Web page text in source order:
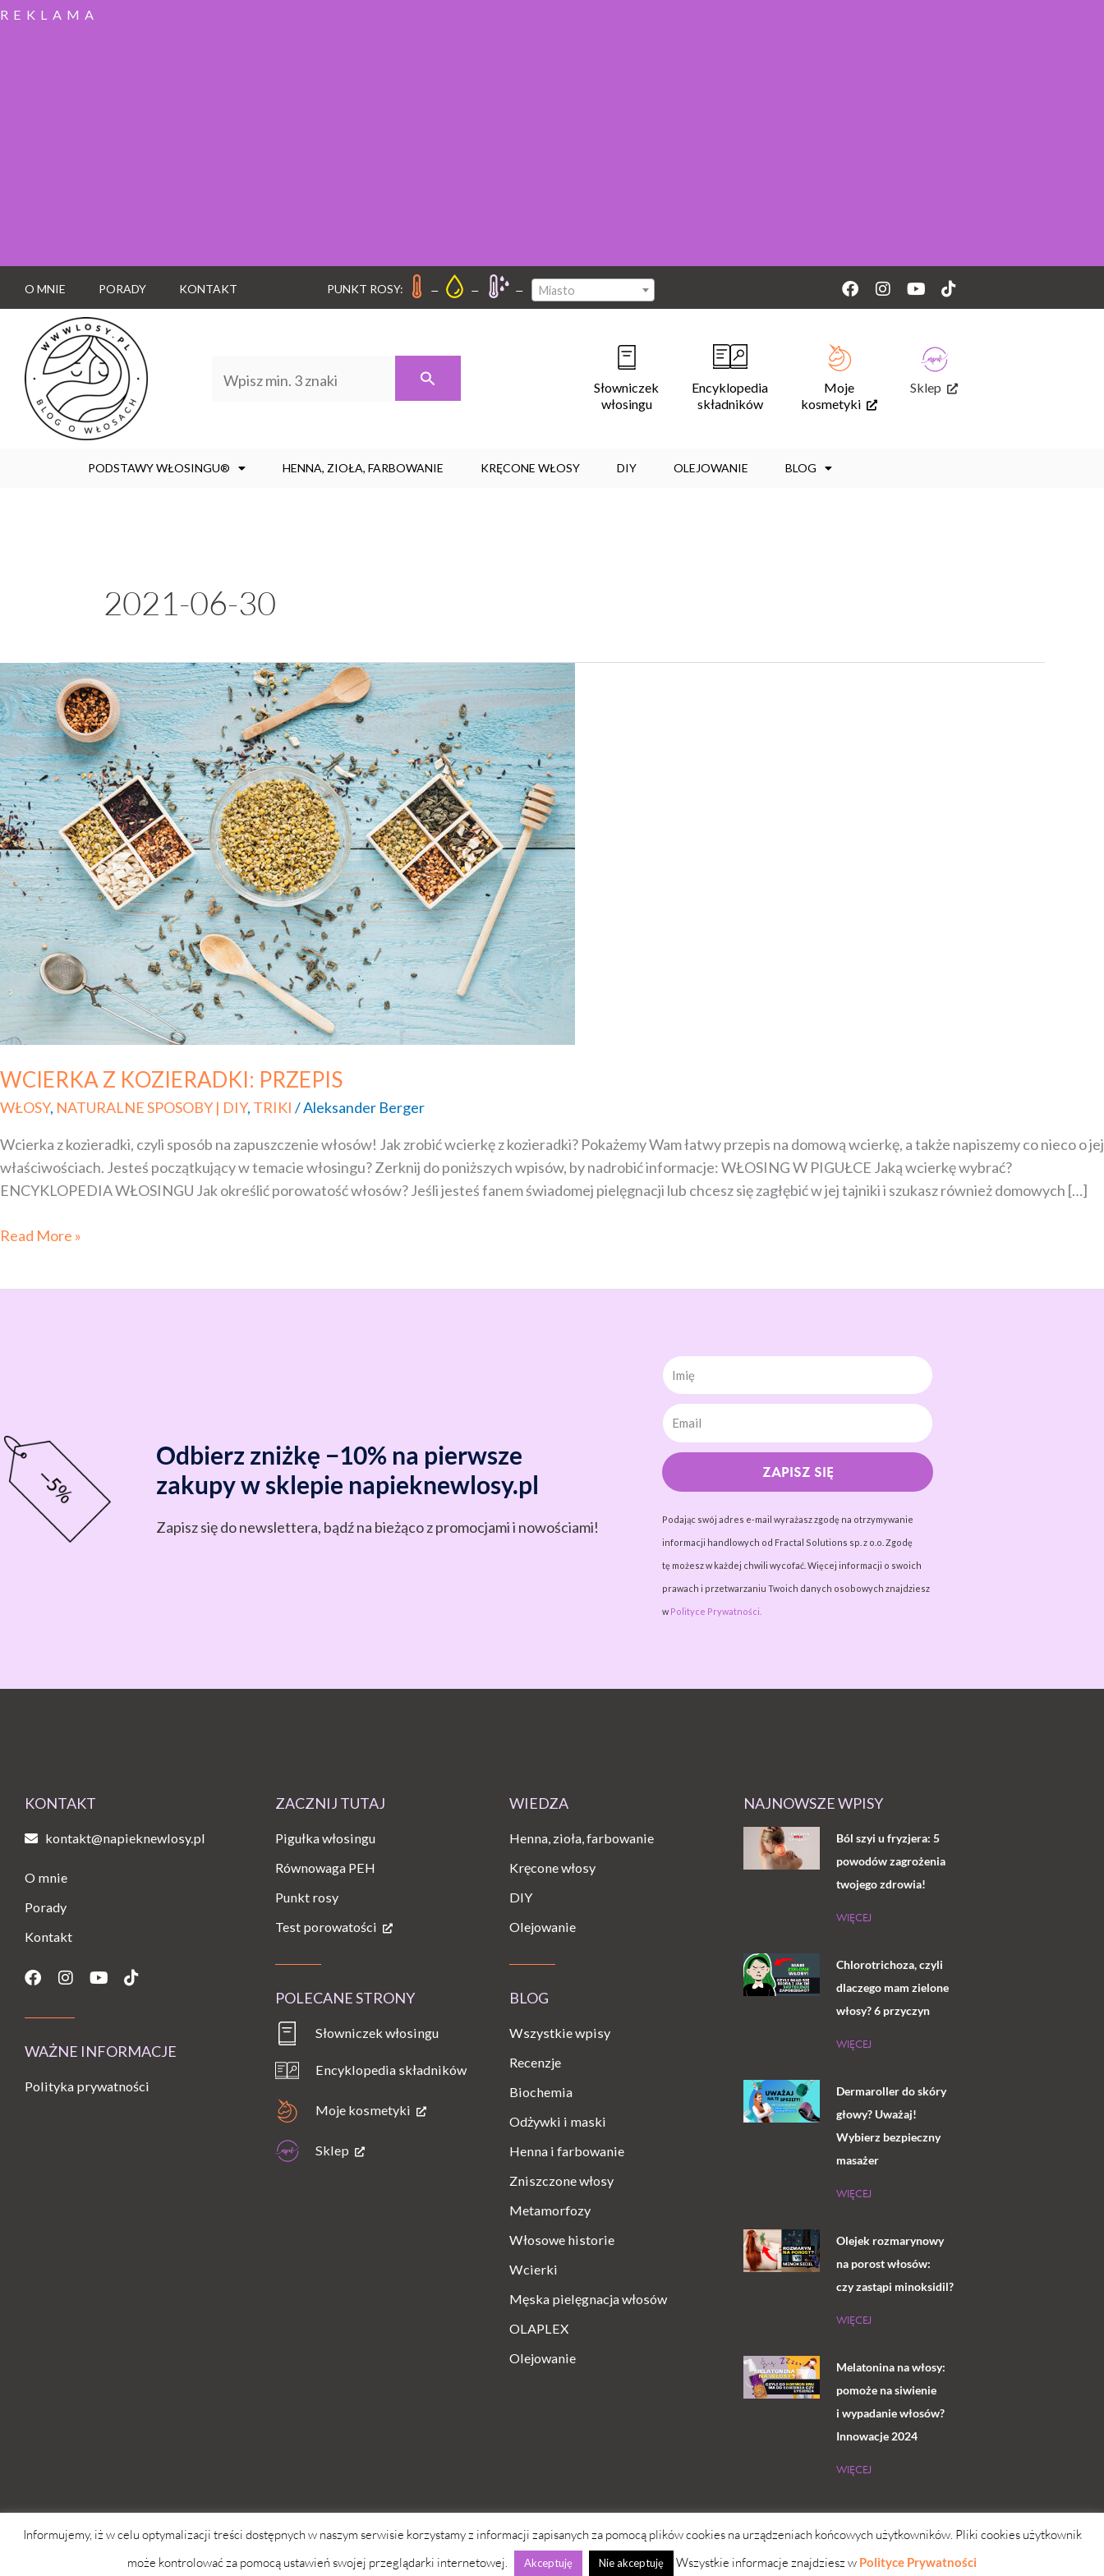
REKLAMA
O MNIE PORADY KONTAKT PUNKT ROSY: – – – Miasto Facebook
Instagram
YoutubeTiktok
Słowniczek
włosingu
Encyklopedia
składników
Moje
kosmetyki
Sklep
PODSTAWY WŁOSINGU® HENNA, ZIOŁA, FARBOWANIE KRĘCONE WŁOSY DIY OLEJOWANIE BLOG
2021-06-30
WCIERKA Z KOZIERADKI: PRZEPIS
WŁOSY, NATURALNE SPOSOBY | DIY, TRIKI /Aleksander Berger
Wcierka z kozieradki, czyli sposób na zapuszczenie włosów! Jak zrobić wcierkę z kozieradki? Pokażemy Wam łatwy przepis na domową wcierkę, a także napiszemy co nieco o jej
właściwościach. Jesteś początkujący w temacie włosingu? Zerknij do poniższych wpisów, by nadrobić informacje: WŁOSING W PIGUŁCE Jaką wcierkę wybrać?
ENCYKLOPEDIA WŁOSINGU Jak określić porowatość włosów? Jeśli jesteś fanem świadomej pielęgnacji lub chcesz się zagłębić w jej tajniki i szukasz również domowych […]
WCIERKA
Z KOZIERADKI:
PRZEPIS
Read More »
Odbierz zniżkę −10% na pierwsze
zakupy w sklepie napieknewlosy.pl
Zapisz się do newslettera, bądź na bieżąco z promocjami i nowościami!
Imię
ZAPISZ SIĘ
Podając swój adres e-mail wyrażasz zgodę na otrzymywanie
informacji handlowych od Fractal Solutions sp. z o.o. Zgodę
tę możesz w każdej chwili wycofać. Więcej informacji o swoich
prawach i przetwarzaniu Twoich danych osobowych znajdziesz
w Polityce Prywatności.
KONTAKT
kontakt@napieknewlosy.pl
O mnie
Porady
Kontakt
Facebook
Instagram
YoutubeTiktok
WAŻNE INFORMACJE
Polityka prywatności
ZACZNIJ TUTAJ
Pigułka włosingu
Równowaga PEH
Punkt rosy
Test porowatości
POLECANE STRONY
Słowniczek włosingu
Encyklopedia składników
Moje kosmetyki
Sklep
WIEDZA
Henna, zioła, farbowanie
Kręcone włosy
DIY
Olejowanie
BLOG
Wszystkie wpisy
Recenzje
Biochemia
Odżywki i maski
Henna i farbowanie
Zniszczone włosy
Metamorfozy
Włosowe historie
Wcierki
Męska pielęgnacja włosów
OLAPLEX
Olejowanie
NAJNOWSZE WPISY
Ból szyi u fryzjera: 5
powodów zagrożenia
twojego zdrowia!
WIĘCEJ
Chlorotrichoza, czyli
dlaczego mam zielone
włosy? 6 przyczyn
WIĘCEJ
Dermaroller do skóry
głowy? Uważaj!
Wybierz bezpieczny
masażer
WIĘCEJ
Olejek rozmarynowy
na porost włosów:
czy zastąpi minoksidil?
WIĘCEJ
Melatonina na włosy:
pomoże na siwienie
i wypadanie włosów?
Innowacje 2024
WIĘCEJ
wwwlosy.pl 2026 © Copyright Strona pod troskliwymi skrzydłami simply yourself
Informujemy, iż w celu optymalizacji treści dostępnych w naszym serwisie korzystamy z informacji zapisanych za pomocą plików cookies na urządzeniach końcowych użytkowników. Pliki cookies użytkownik
może kontrolować za pomocą ustawień swojej przeglądarki internetowej.
Akceptuję Nie akceptuję Wszystkie informacje znajdziesz w Polityce Prywatności